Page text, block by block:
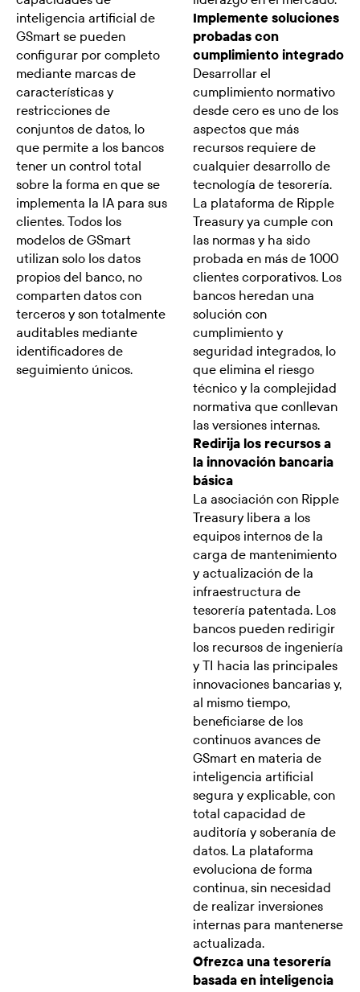
inteligencia artificial de
GSmart se pueden
configurar por completo
mediante marcas de
características y
restricciones de
conjuntos de datos, lo
que permite a los bancos
tener un control total
sobre la forma en que se
implementa la IA para sus
clientes. Todos los
modelos de GSmart
utilizan solo los datos
propios del banco, no
comparten datos con
terceros y son totalmente
auditables mediante
identificadores de
seguimiento únicos.
Implemente soluciones
probadas con
cumplimiento integrado
Desarrollar el
cumplimiento normativo
desde cero es uno de los
aspectos que más
recursos requiere de
cualquier desarrollo de
tecnología de tesorería.
La plataforma de Ripple
Treasury ya cumple con
las normas y ha sido
probada en más de 1000
clientes corporativos. Los
bancos heredan una
solución con
cumplimiento y
seguridad integrados, lo
que elimina el riesgo
técnico y la complejidad
normativa que conllevan
las versiones internas.
Redirija los recursos a
la innovación bancaria
básica
La asociación con Ripple
Treasury libera a los
equipos internos de la
carga de mantenimiento
y actualización de la
infraestructura de
tesorería patentada. Los
bancos pueden redirigir
los recursos de ingeniería
y TI hacia las principales
innovaciones bancarias y,
al mismo tiempo,
beneficiarse de los
continuos avances de
GSmart en materia de
inteligencia artificial
segura y explicable, con
total capacidad de
auditoría y soberanía de
datos. La plataforma
evoluciona de forma
continua, sin necesidad
de realizar inversiones
internas para mantenerse
actualizada.
Ofrezca una tesorería
basada en inteligencia